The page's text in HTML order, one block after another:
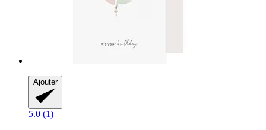
Ajouter
5.0 (1)